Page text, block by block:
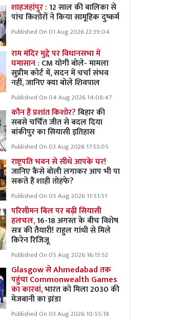
शाहजहांपुर :12 साल की बालिका से
पांच किशोरों ने किया सामूहिक दुष्कर्म
Published On 01 Aug 2026 22:39:04
राम मंदिर मुद्दे पर विधानसभा में
घमासान : CM योगी बोले- मामला
सुप्रीम कोर्ट में, सदन में चर्चा संभव
नहीं, जानिए क्या बोले शिवपाल
Published On 04 Aug 2026 14:08:47
कौन हैं प्रशांत किशोर?बिहार की
सबसे चर्चित जीत से बदल दिया
बांकीपुर का सियासी इतिहास
Published On 03 Aug 2026 17:53:05
राष्ट्रपति भवन से सीधे आपके घर!
जानिए कैसे बोली लगाकर आप भी पा
सकते हैं शाही तोहफे?
Published On 05 Aug 2026 11:51:51
परिसीमन बिल पर बढ़ी सियासी
हलचल,16-18 अगस्त के बीच विशेष
सत्र की तैयारी! राहुल गांधी से मिले
किरेन रिजिजू
Published On 05 Aug 2026 16:13:52
Glasgow से Ahmedabad तक
पहुंचा Commonwealth Games
का कारवां,भारत को मिला 2030 की
मेजबानी का झंडा
Published On 03 Aug 2026 10:55:18